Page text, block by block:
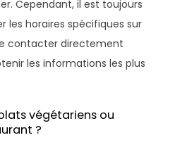
Cependant, il est toujours
les horaires spécifiques sur
contacter directement
les informations les plus
végétariens ou
?